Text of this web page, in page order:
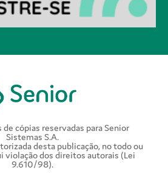
cópias reservadas para Senior
Sistemas S.A.
desta publicação, no todo ou
violação dos direitos autorais (Lei
9.610/98).